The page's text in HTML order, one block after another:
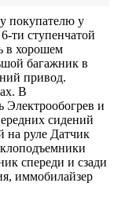
покупателю у
ти ступенчатой
в хорошем
багажник в
привод.
В
Электрообогрев и
сидений
на руле Датчик
спереди и сзади
иммобилайзер